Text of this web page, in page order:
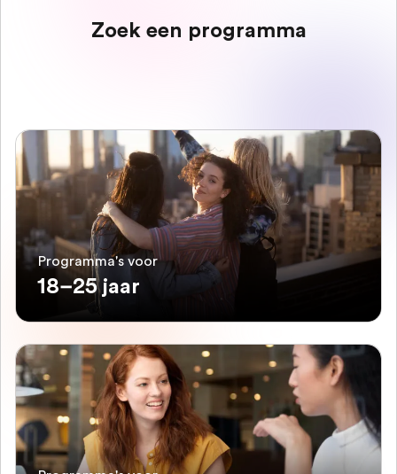
Zoek een programma
Programma's voor
18–25 jaar